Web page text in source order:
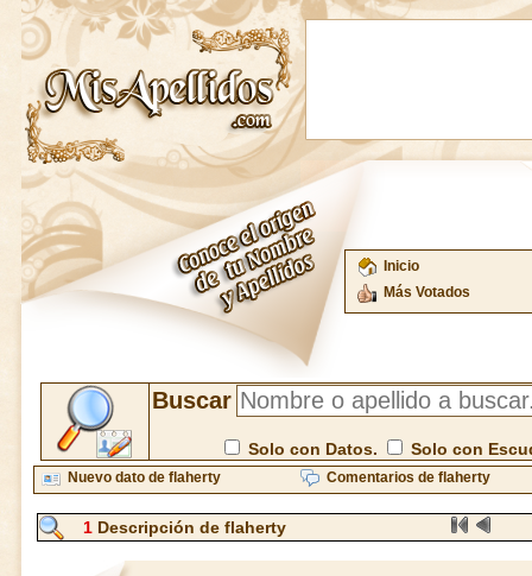
Inicio
Más Votados
Buscar
Solo con Datos. Solo con
Nuevo dato de flaherty Comentarios de flaherty
1 Descripción de flaherty